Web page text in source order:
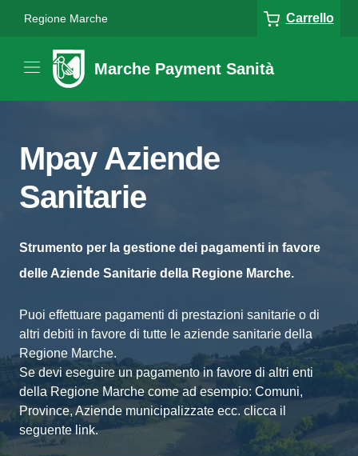
Regione Marche Carrello
Marche Payment Sanità
Mpay Aziende
Sanitarie
Strumento per la gestione dei pagamenti in favore
delle Aziende Sanitarie della Regione Marche.
Puoi effettuare pagamenti di prestazioni sanitarie o di
altri debiti in favore di tutte le aziende sanitarie della
Regione Marche.
Se devi eseguire un pagamento in favore di altri enti
della Regione Marche come ad esempio: Comuni,
Province, Aziende municipalizzate ecc. clicca il
seguente link.